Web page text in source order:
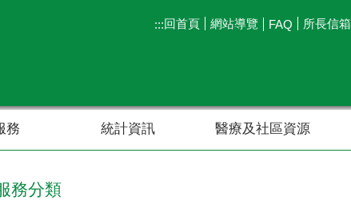
:::回首頁 網站導覽 FAQ 所長信箱
務 統計資訊 醫療及社區資源
務分類